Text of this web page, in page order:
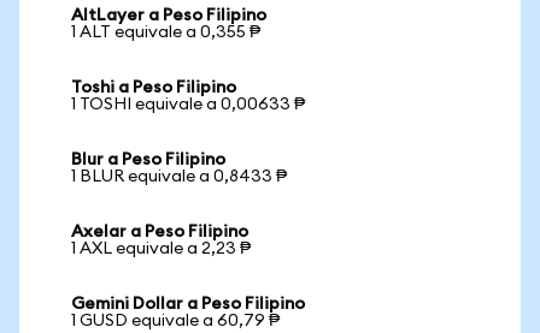
AltLayer a Peso Filipino
1 ALT equivale a 0,355 ₱
Toshi a Peso Filipino
1 TOSHI equivale a 0,00633 ₱
Blur a Peso Filipino
1 BLUR equivale a 0,8433 ₱
Axelar a Peso Filipino
1 AXL equivale a 2,23 ₱
Gemini Dollar a Peso Filipino
1 GUSD equivale a 60,79 ₱